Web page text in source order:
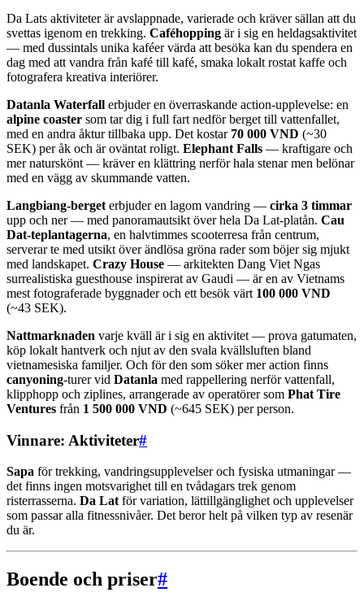
Da Lats aktiviteter är avslappnade, varierade och kräver sällan att du
svettas igenom en trekking. Caféhopping är i sig en heldagsaktivitet
— med dussintals unika kaféer värda att besöka kan du spendera en
dag med att vandra från kafé till kafé, smaka lokalt rostat kaffe och
fotografera kreativa interiörer.
Datanla Waterfall erbjuder en överraskande action-upplevelse: en
alpine coaster som tar dig i full fart nedför berget till vattenfallet,
med en andra åktur tillbaka upp. Det kostar 70 000 VND (~30
SEK) per åk och är oväntat roligt. Elephant Falls — kraftigare och
mer naturskönt — kräver en klättring nerför hala stenar men belönar
med en vägg av skummande vatten.
Langbiang-berget erbjuder en lagom vandring — cirka 3 timmar
upp och ner — med panoramautsikt över hela Da Lat-platån. Cau
Dat-teplantagerna, en halvtimmes scooterresa från centrum,
serverar te med utsikt över ändlösa gröna rader som böjer sig mjukt
med landskapet. Crazy House — arkitekten Dang Viet Ngas
surrealistiska guesthouse inspirerat av Gaudi — är en av Vietnams
mest fotograferade byggnader och ett besök värt 100 000 VND
(~43 SEK).
Nattmarknaden varje kväll är i sig en aktivitet — prova gatumaten,
köp lokalt hantverk och njut av den svala kvällsluften bland
vietnamesiska familjer. Och för den som söker mer action finns
canyoning-turer vid Datanla med rappellering nerför vattenfall,
klipphopp och ziplines, arrangerade av operatörer som Phat Tire
Ventures från 1 500 000 VND (~645 SEK) per person.
Vinnare: Aktiviteter#
Sapa för trekking, vandringsupplevelser och fysiska utmaningar —
det finns ingen motsvarighet till en tvådagars trek genom
risterrasserna. Da Lat för variation, lättillgänglighet och upplevelser
som passar alla fitnessnivåer. Det beror helt på vilken typ av resenär
du är.
Boende och priser#